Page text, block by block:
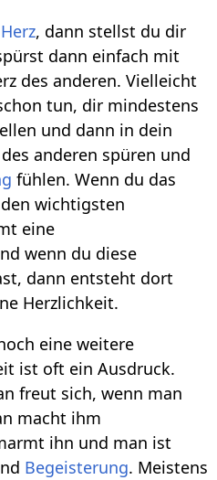
Herz, dann stellst du dir
dann einfach mit
des anderen. Vielleicht
tun, dir mindestens
und dann in dein
anderen spüren und
fühlen. Wenn du das
wichtigsten
eine
wenn du diese
dann entsteht dort
Herzlichkeit.
eine weitere
ist oft ein Ausdruck.
freut sich, wenn man
macht ihm
ihn und man ist
Begeisterung. Meistens